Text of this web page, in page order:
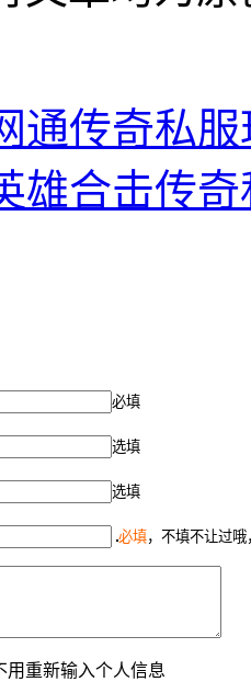
通传奇私
雄合击传
必填
选填
选填
必填，不填不让过
用重新输入个人信息